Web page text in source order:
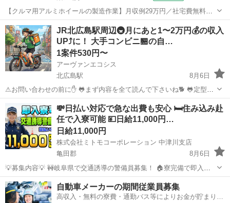
【クルマ用アルミホイールの製造作業】月収例29万円／社宅費無料／
赴任旅費会社負担／土日休み＆年間休日121日／20-40代男性活躍中 人
気の工場のお仕事 ◇自動車用アルミホイールの製造◇ 鋳造・加工・塗
装のいずれかの部署に...
北海道 苫小牧市 沼ノ端駅 その他
JR北広島駅周辺🚇️月にあと1〜2万円💰の収入
UP⤴️に！ 大手コンビニ🏪の自…
1案件530円〜
アーヴァンエコシス
北広島駅
8月6日
⚠お問い合わせの前に✋ 🐸まず内容を全て読んで下さいね🐕 🐸定型文
の問い合わせには反応しません😪 ✨月にあと1万円〜2万円の収入💰を
増やしたい方の 副業にぴったり☺ ☺ポイント集めるより稼げます😁
❌コン...
北広島市 北広島駅 その他 給料
💸日払い対応で急な出費も安心 🛏️住み込み赴
任で入寮可能 💴日給11,000円…
日給11,000円
株式会社ミトモコーポレーション 中津川支店
亀田郡
8月6日
💡募集内容💡 🚧岐阜県で交通誘導の警備員募集！ 🏠寮完備で即入寮
OK。 🔰未経験でも安心の研修体制。 👫男女歓迎＆カップル応募も大
歓迎。 ✨安心して働ける環境で新生活をスタートしませんか？ 💴【日
給】 ✅日...
北海道 亀田郡 その他
自動車メーカーの期間従業員募集
高収入・無料の寮費・通勤バス等によりお金が貯まりや